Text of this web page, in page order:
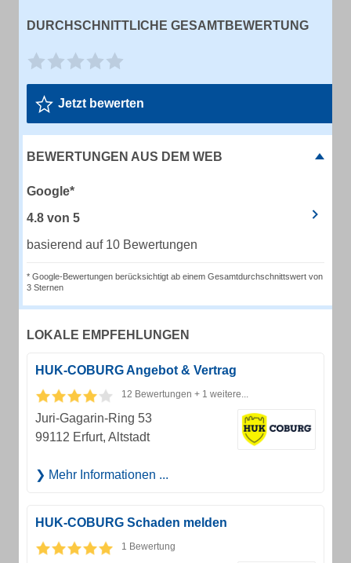
DURCHSCHNITTLICHE GESAMTBEWERTUNG
Jetzt bewerten
BEWERTUNGEN AUS DEM WEB
Google*
4.8 von 5
basierend auf 10 Bewertungen
* Google-Bewertungen berücksichtigt ab einem Gesamtdurchschnittswert von
3 Sternen
LOKALE EMPFEHLUNGEN
HUK-COBURG Angebot & Vertrag
12 Bewertungen + 1 weitere...
Juri-Gagarin-Ring 53
99112 Erfurt, Altstadt
Mehr Informationen ...
HUK-COBURG Schaden melden
1 Bewertung